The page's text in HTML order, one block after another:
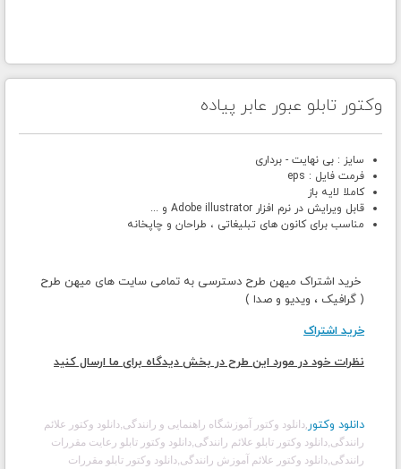
وکتور تابلو عبور عابر پیاده
سایز : بی نهایت - برداری
فرمت فایل : eps
کاملا لایه باز
قابل ویرایش در نرم افزار Adobe illustrator و ...
مناسب برای کانون های تبلیغاتی ، طراحان و چاپخانه
خرید اشتراک میهن طرح دسترسی به تمامی سایت های میهن طرح
( گرافیک ، ویدیو و صدا )
خرید اشتراک
نظرات خود در مورد این طرح در بخش دیدگاه برای ما ارسال کنید
دانلود وکتور,دانلود وکتور آموزشگاه راهنمایی و رانندگی,دانلود وکتور علائم
رانندگی,دانلود وکتور تابلو علائم رانندگی,دانلود وکتور تابلو رعایت مقررات
رانندگی,دانلود وکتور علائم آموزش رانندگی,دانلود وکتور تابلو مقررات